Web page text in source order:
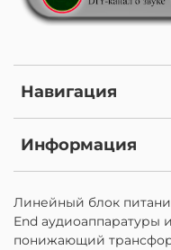
Навигация
Информация
Линейный блок
End аудиоаппаратуры
понижающий